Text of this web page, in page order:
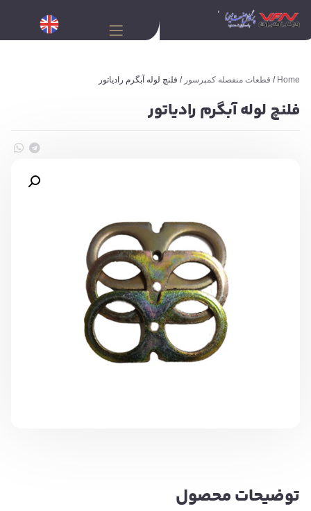
Home
/ قطعات منفصله کمپرسور / فلنچ لوله آبگرم رادیاتور
فلنچ لوله آبگرم رادیاتور
توضیحات محصول